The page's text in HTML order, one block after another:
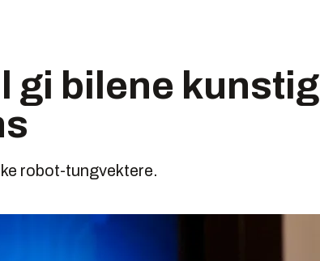
gi bilene kunstig
robot-tungvektere.